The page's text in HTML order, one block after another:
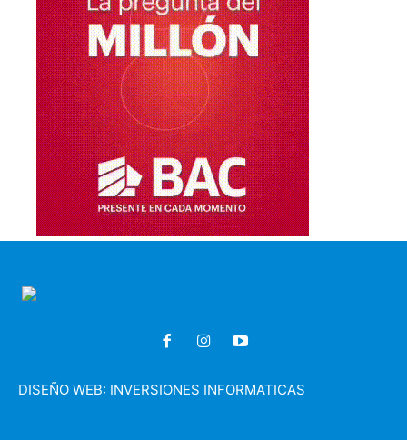
DISEÑO WEB: INVERSIONES INFORMATICAS